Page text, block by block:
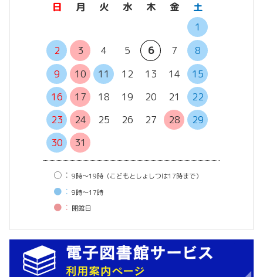
日
月 火 水 木 金
土
1
2
3 4 5 6 7
8
9
10 11 12 13 14
15
16
17 18 19 20 21
22
23
24 25 26 27 28
29
30
31
○： 9時〜19時（こどもとしょしつは17時まで）
●： 9時〜17時
●： 閉館⽇